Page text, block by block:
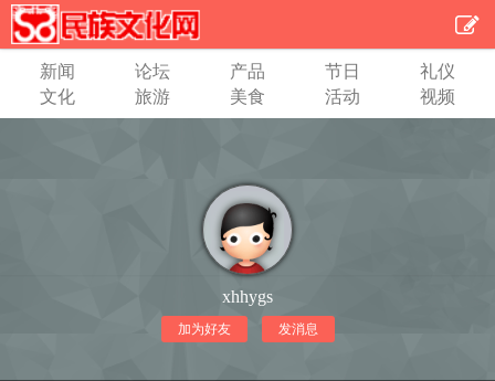
新闻 论坛 产品 节日
礼仪
文化
旅游 美食 活动 视频
xhhygs
加为好友 发消息